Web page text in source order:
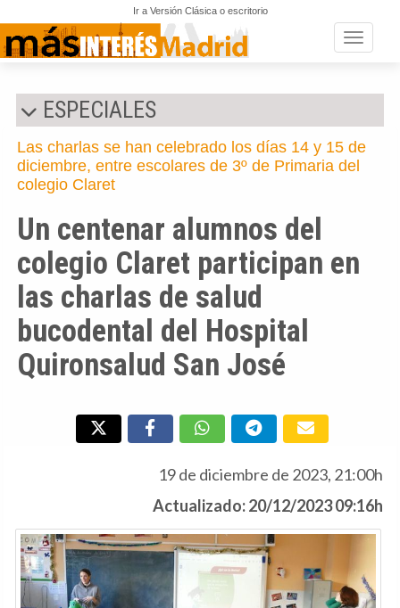
Ir a Versión Clásica o escritorio
Toggle
ESPECIALES
Las charlas se han celebrado los días 14 y 15 de
diciembre, entre escolares de 3º de Primaria del
colegio Claret
Un centenar alumnos del
colegio Claret participan en
las charlas de salud
bucodental del Hospital
Quironsalud San José
19 de diciembre de 2023, 21:00h
Actualizado: 20/12/2023 09:16h